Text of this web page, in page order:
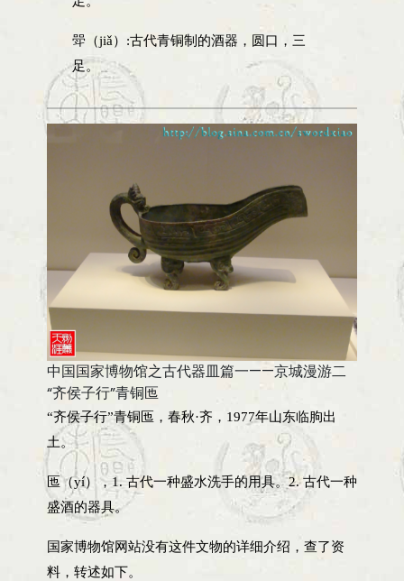
斝（jiǎ）:古代青铜制的酒器，圆口，三
足。
中国国家博物馆之古代器皿篇一——京城漫游二
“齐侯子行”青铜匜
“齐侯子行”青铜匜，春秋·齐，1977年山东临朐出
土。
匜（yí），1. 古代一种盛水洗手的用具。2. 古代一种
盛酒的器具。
国家博物馆网站没有这件文物的详细介绍，查了资
料，转述如下。